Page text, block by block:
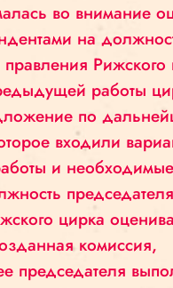
во внимание
на
правления Рижского
работы
по
входили
и
председателя
цирка
комиссия,
председателя